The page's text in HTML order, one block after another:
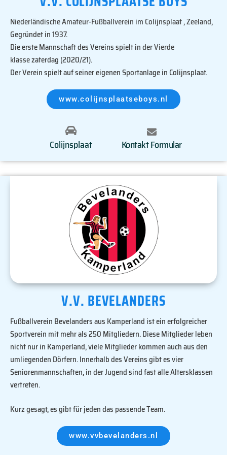
NiederländischeAmateur-Fußballverein im Colijnsplaat,Zeeland,
Gegründet in1937.
Die erste Mannschaft des Vereins spielt in derVierde
klassezaterdag (2020/21).
Der Verein spielt auf seiner eigenen Sportanlage in Colijnsplaat.
www.colijnsplaatseboys.nl
Colijnsplaat Kontakt Formular
V.V. BEVELANDERS
Fußballverein Bevelanders aus Kamperland ist ein erfolgreicher
Sportverein mit mehr als 250 Mitgliedern. Diese Mitglieder leben
nicht nur in Kamperland, viele Mitglieder kommen auch aus den
umliegenden Dörfern. Innerhalb des Vereins gibt es vier
Seniorenmannschaften, in der Jugend sind fast alle Altersklassen
vertreten.
Kurz gesagt, es gibt für jeden das passende Team.
www.vvbevelanders.nl